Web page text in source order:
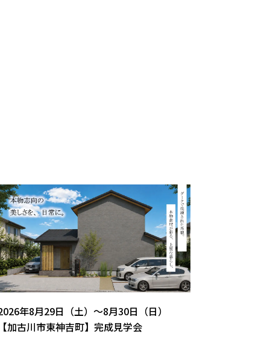
年8月29日（土）～8月30日（日）
加古川市東神吉町】完成見学会